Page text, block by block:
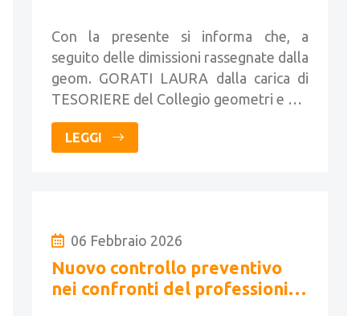
Con la presente si informa che, a
seguito delle dimissioni rassegnate dalla
geom. GORATI LAURA dalla carica di
TESORIERE del Collegio geometri e …
LEGGI
06 Febbraio 2026
Nuovo controllo preventivo
nei confronti del professionisti